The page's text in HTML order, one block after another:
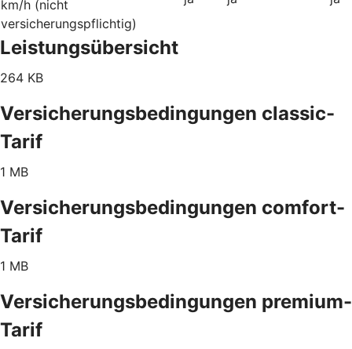
km/h (nicht
versicherungspflichtig)
Leistungsübersicht
264 KB
Versicherungsbedingungen classic-
Tarif
1 MB
Versicherungsbedingungen comfort-
Tarif
1 MB
Versicherungsbedingungen premium-
Tarif